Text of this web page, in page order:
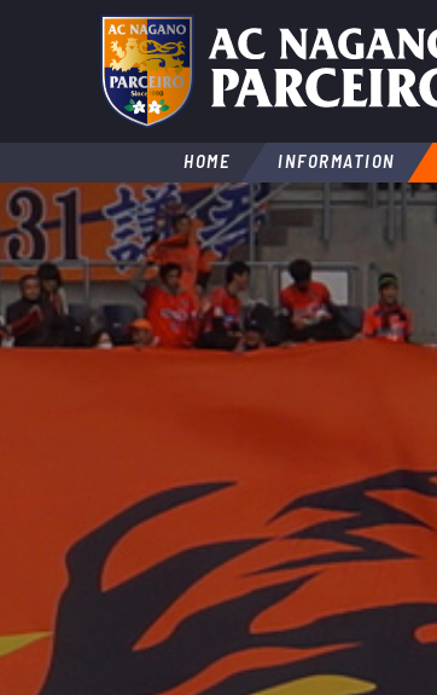
HOME INFORMATION